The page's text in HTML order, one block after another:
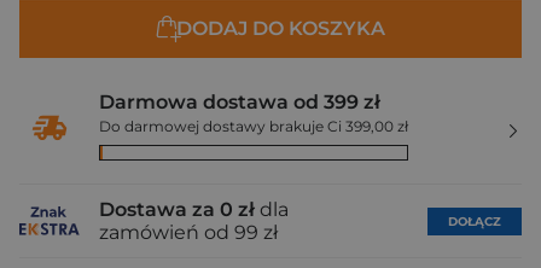
DODAJ DO KOSZYKA
Darmowa dostawa od 399 zł
Do darmowej dostawy brakuje Ci 399,00 zł
Dostawa za 0 zł dla
zamówień od 99 zł
DOŁĄCZ